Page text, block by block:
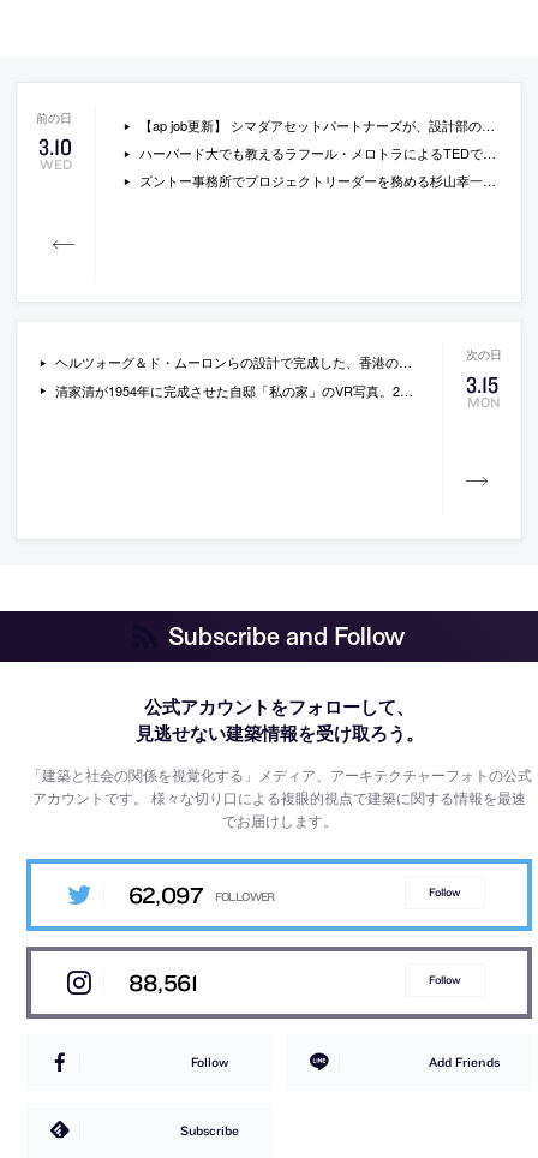
3.10
WED
【ap job更新】 シマダアセットパートナーズが、設計部の正社員（2022年度新卒・既卒・経験者）を募集中
ハーバード大でも教えるラフール・メロトラによるTEDでのトーク「一過性の都市に見る驚異の建築術」（日本語字幕付）
ズントー事務所でプロジェクトリーダーを務める杉山幸一郎による連載エッセイの最新回「メンタリング」
3.15
MON
ヘルツォーグ＆ド・ムーロンらの設計で完成した、香港の美術館「M+」
清家清が1954年に完成させた自邸「私の家」のVR写真。2020年11月に撮影されたもの
Subscribe and Follow
公式アカウントをフォローして、
見逃せない建築情報を受け取ろう。
「建築と社会の関係を視覚化する」メディア、アーキテクチャーフォトの公式
アカウントです。様々な切り口による複眼的視点で建築に関する情報を最速
でお届けします。
62,097 Follow
88,561 Follow
Follow Add Friends
Subscribe